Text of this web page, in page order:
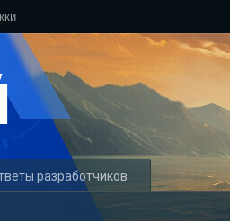
разработчиков